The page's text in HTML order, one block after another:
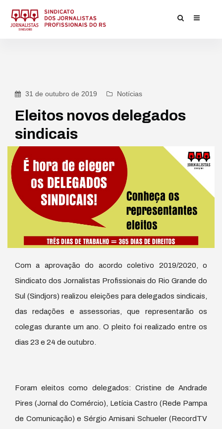
31 de outubro de 2019 Notícias
Eleitos novos delegados
sindicais
Com a aprovação do acordo coletivo 2019/2020, o
Sindicato dos Jornalistas Profissionais do Rio Grande do
Sul (Sindjors) realizou eleições para delegados sindicais,
das redações e assessorias, que representarão os
colegas durante um ano. O pleito foi realizado entre os
dias 23 e 24 de outubro.
Foram eleitos como delegados: Cristine de Andrade
Pires (Jornal do Comércio), Letícia Castro (Rede Pampa
de Comunicação) e Sérgio Amisani Schueler (RecordTV